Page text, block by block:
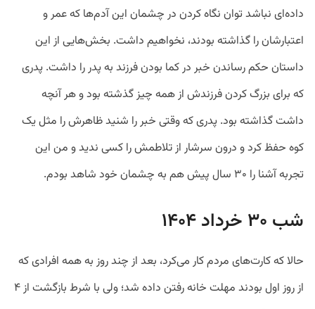
داده‌ای نباشد توان نگاه کردن در چشمان این آدم‌ها که عمر و
اعتبارشان را گذاشته بودند، نخواهیم داشت. بخش‌هایی از این
داستان حکم رساندن خبر در کما بودن فرزند به پدر را داشت. پدری
که برای بزرگ کردن فرزندش از همه چیز گذشته بود و هر آنچه
داشت گذاشته بود. پدری که وقتی خبر را شنید ظاهرش را مثل یک
کوه حفظ کرد و درون سرشار از تلاطمش را کسی ندید و من این
تجربه آشنا را ۳۰ سال پیش هم به چشمان خود شاهد بودم.
شب ۳۰ خرداد ۱۴۰۴
حالا که کارت‌های مردم کار می‌کرد، بعد از چند روز به همه افرادی که
از روز اول بودند مهلت خانه رفتن داده شد؛ ولی با شرط بازگشت از ۴